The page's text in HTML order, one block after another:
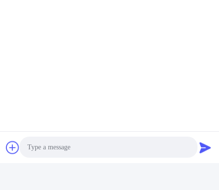
Les Étiquettes: